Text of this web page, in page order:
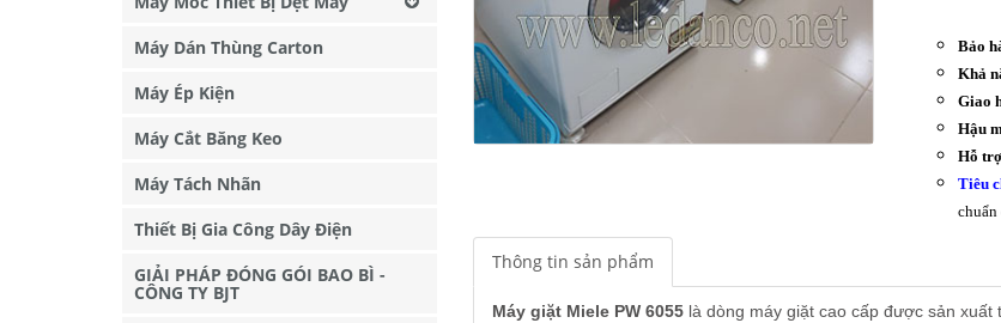
Bảo
Khả
Giao
Hậu
Hỗ
Tiêu
Thông tin sản phẩm
Máy giặt Miele PW 6055là dòng máy giặt cao cấp được sản xuất
Máy Dán Thùng Carton
Máy Ép Kiện
Máy Cắt Băng Keo
Máy Tách Nhãn
Thiết Bị Gia Công Dây Điện
GIẢI PHÁP ĐÓNG GÓI BAO BÌ -
CÔNG TY BJT